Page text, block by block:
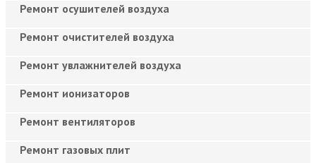
Ремонт осушителей воздуха
Ремонт очистителей воздуха
Ремонт увлажнителей воздуха
Ремонт ионизаторов
Ремонт вентиляторов
Ремонт газовых плит